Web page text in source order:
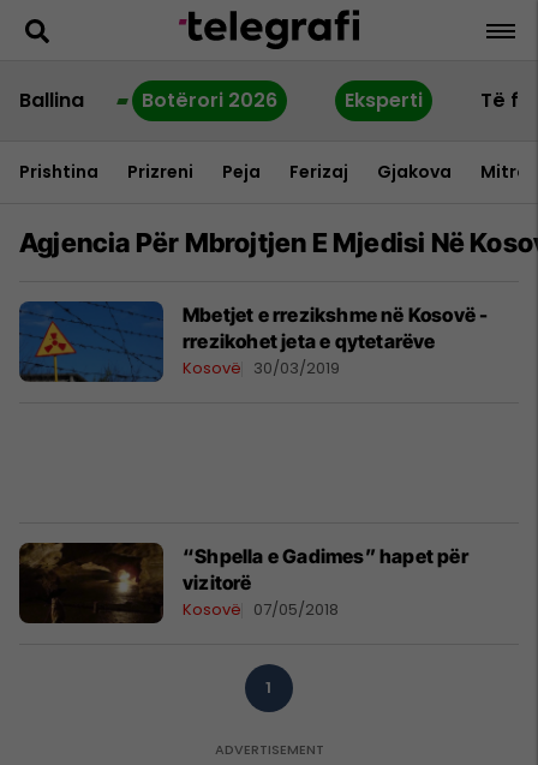
Ballina Botërori 2026 Eksperti Të
Prishtina Prizreni Peja Ferizaj Gjakova
Agjencia Për Mbrojtjen E Mjedisi Në
Mbetjet e rrezikshme në Kosovë -
rrezikohet jeta e qytetarëve
Kosovë 30/03/2019
“Shpella e Gadimes” hapet për
vizitorë
Kosovë 07/05/2018
1